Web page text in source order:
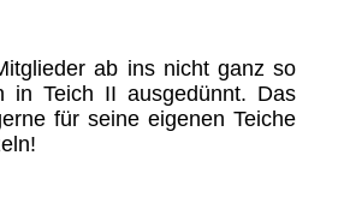
ab ins nicht ganz so
in Teich II ausgedünnt. Das
für seine eigenen Teiche